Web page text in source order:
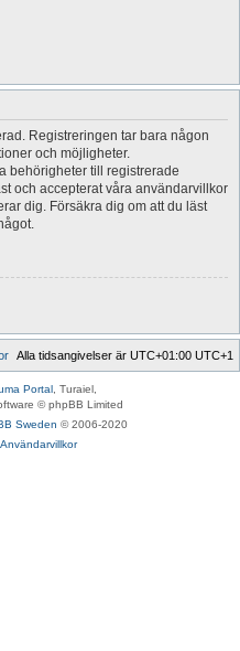
Registreringen tar bara någon
och möjligheter.
behörigheter till registrerade
och accepterat våra användarvillkor
dig. Försäkra dig om att du läst
Alla tidsangivelser är UTC+01:00 UTC+1
Portal , Turaiel,
© phpBB Limited
Sweden © 2006-2020
Användarvillkor